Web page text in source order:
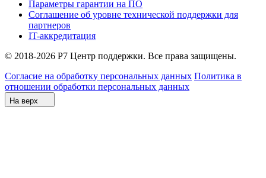
Параметры гарантии на ПО
Соглашение об уровне технической поддержки для
партнеров
IT-аккредитация
© 2018-2026 Р7 Центр поддержки. Все права защищены.
Согласие на обработку персональных данных Политика в
отношении обработки персональных данных
На верх